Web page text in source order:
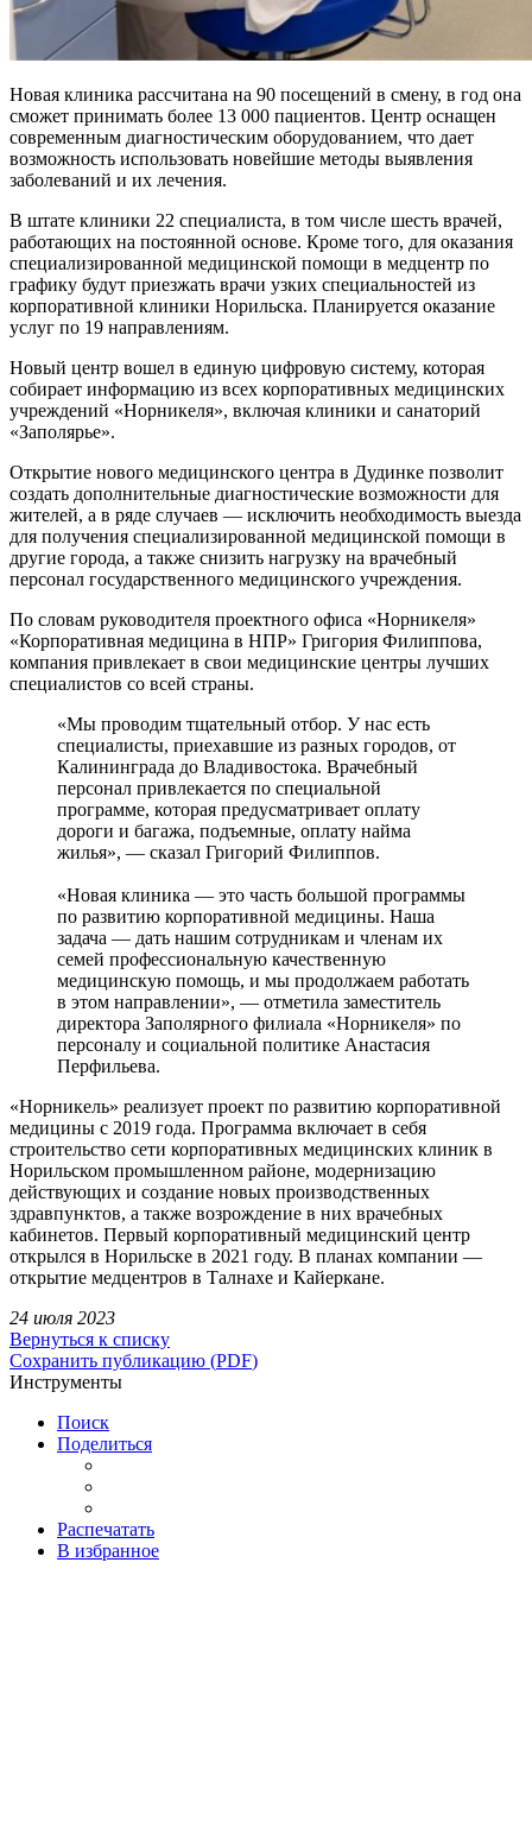
Новая клиника рассчитана на 90 посещений в смену, в год она
сможет принимать более 13 000 пациентов. Центр оснащен
современным диагностическим оборудованием, что дает
возможность использовать новейшие методы выявления
заболеваний и их лечения.
В штате клиники 22 специалиста, в том числе шесть врачей,
работающих на постоянной основе. Кроме того, для оказания
специализированной медицинской помощи в медцентр по
графику будут приезжать врачи узких специальностей из
корпоративной клиники Норильска. Планируется оказание
услуг по 19 направлениям.
Новый центр вошел в единую цифровую систему, которая
собирает информацию из всех корпоративных медицинских
учреждений «Норникеля», включая клиники и санаторий
«Заполярье».
Открытие нового медицинского центра в Дудинке позволит
создать дополнительные диагностические возможности для
жителей, а в ряде случаев — исключить необходимость выезда
для получения специализированной медицинской помощи в
другие города, а также снизить нагрузку на врачебный
персонал государственного медицинского учреждения.
По словам руководителя проектного офиса «Норникеля»
«Корпоративная медицина в НПР» Григория Филиппова,
компания привлекает в свои медицинские центры лучших
специалистов со всей страны.
«Мы проводим тщательный отбор. У нас есть
специалисты, приехавшие из разных городов, от
Калининграда до Владивостока. Врачебный
персонал привлекается по специальной
программе, которая предусматривает оплату
дороги и багажа, подъемные, оплату найма
жилья», — сказал Григорий Филиппов.
«Новая клиника — это часть большой программы
по развитию корпоративной медицины. Наша
задача — дать нашим сотрудникам и членам их
семей профессиональную качественную
медицинскую помощь, и мы продолжаем работать
в этом направлении», — отметила заместитель
директора Заполярного филиала «Норникеля» по
персоналу и социальной политике Анастасия
Перфильева.
«Норникель» реализует проект по развитию корпоративной
медицины с 2019 года. Программа включает в себя
строительство сети корпоративных медицинских клиник в
Норильском промышленном районе, модернизацию
действующих и создание новых производственных
здравпунктов, а также возрождение в них врачебных
кабинетов. Первый корпоративный медицинский центр
открылся в Норильске в 2021 году. В планах компании —
открытие медцентров в Талнахе и Кайеркане.
24 июля 2023
Вернуться к списку
Сохранить публикацию (PDF)
Инструменты
Поиск
Поделиться
Распечатать
В избранное